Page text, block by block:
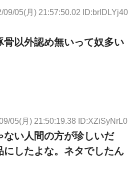
09/05(月) 21:57:50.02 ID:brlDLYj40
骨以外認め無いって奴多い
05(月) 21:50:19.38 ID:XZiSyNrL0
ない人間の方が珍しいだ
にしたよな。ネタでしたん